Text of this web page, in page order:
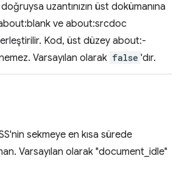
uzantınızın üst dokümanına
ve about:srcdoc
Kod, üst düzey about:-
Varsayılan olarak false 'dır.
sekmeye en kısa sürede
Varsayılan olarak "document_idle"